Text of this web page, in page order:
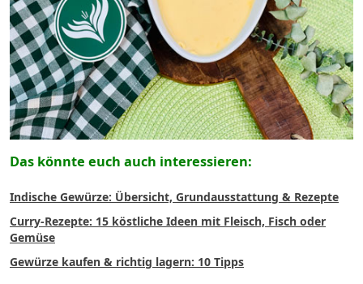
Das könnte euch auch interessieren:
Indische Gewürze: Übersicht, Grundausstattung & Rezepte
Curry-Rezepte: 15 köstliche Ideen mit Fleisch, Fisch oder
Gemüse
Gewürze kaufen & richtig lagern: 10 Tipps